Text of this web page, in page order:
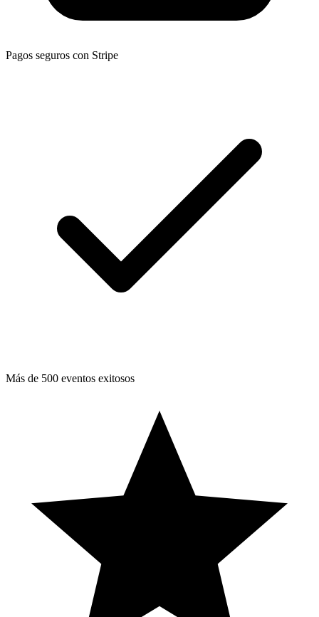
Pagos seguros con Stripe
Más de 500 eventos exitosos